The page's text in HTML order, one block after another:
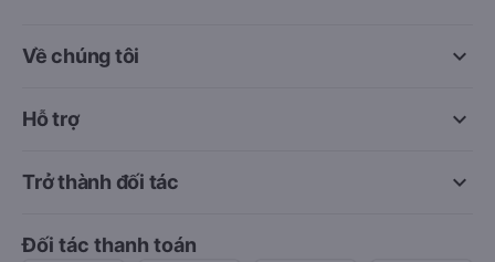
keyboard_arrow_down
Về chúng tôi
keyboard_arrow_down
Hỗ trợ
keyboard_arrow_down
Trở thành đối tác
Đối tác thanh toán